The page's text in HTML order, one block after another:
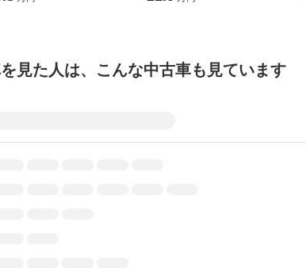
見た人は、こんな中古車も見ています